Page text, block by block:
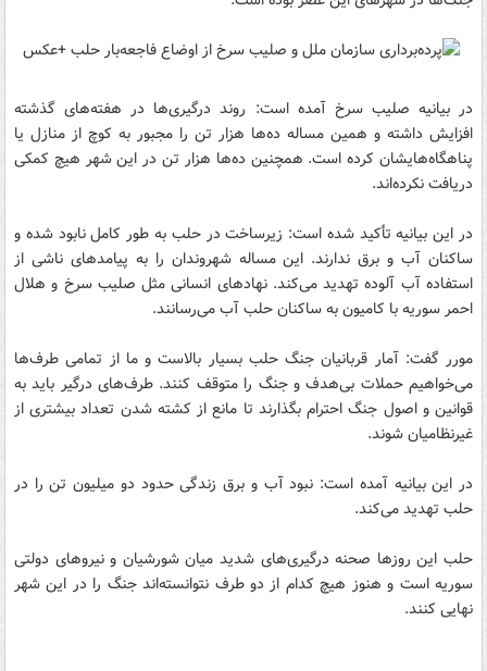
در بیانیه صلیب سرخ آمده است: روند درگیری‌ها در هفته‌های گذشته
افزایش داشته و همین مساله ده‌ها هزار تن را مجبور به کوچ از منازل یا
پناهگاه‌هایشان کرده است. همچنین ده‌ها هزار تن در این شهر هیچ کمکی
دریافت نکرده‌اند.
در این بیانیه تأکید شده است: زیرساخت در حلب به طور کامل نابود شده و
ساکنان آب و برق ندارند. این مساله شهروندان را به پیامدهای ناشی از
استفاده آب آلوده تهدید می‌کند. نهادهای انسانی مثل صلیب سرخ و هلال
احمر سوریه با کامیون‌ به ساکنان حلب آب می‌رسانند.
مورر گفت: آمار قربانیان جنگ حلب بسیار بالاست و ما از تمامی طرف‌ها
می‌خواهیم حملات بی‌هدف و جنگ را متوقف کنند. طرف‌های درگیر باید به
قوانین و اصول جنگ احترام بگذارند تا مانع از کشته شدن تعداد بیشتری از
غیرنظامیان شوند.
در این بیانیه آمده است: نبود آب و برق زندگی حدود دو میلیون تن را در
حلب تهدید می‌کند.
حلب این روزها صحنه درگیری‌های شدید میان شورشیان و نیروهای دولتی
سوریه است و هنوز هیچ کدام از دو طرف نتوانسته‌اند جنگ را در این شهر
نهایی کنند.